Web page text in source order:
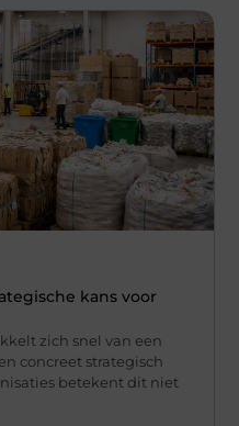
kans voor
zich snel van een
concreet strategisch
betekent dit niet